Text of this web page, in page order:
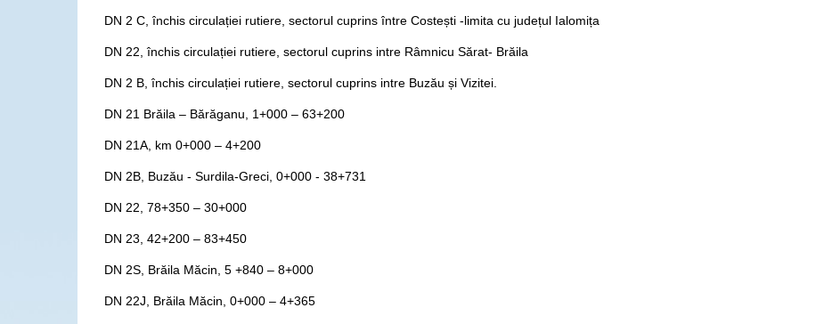
DN 2 C, închis circulației rutiere, sectorul cuprins între Costești -limita cu județul Ialomița
DN 22, închis circulației rutiere, sectorul cuprins intre Râmnicu Sărat- Brăila
DN 2 B, închis circulației rutiere, sectorul cuprins intre Buzău și Vizitei.
DN 21 Brăila – Bărăganu, 1+000 – 63+200
DN 21A, km 0+000 – 4+200
DN 2B, Buzău - Surdila-Greci, 0+000 - 38+731
DN 22, 78+350 – 30+000
DN 23, 42+200 – 83+450
DN 2S, Brăila Măcin, 5 +840 – 8+000
DN 22J, Brăila Măcin, 0+000 – 4+365